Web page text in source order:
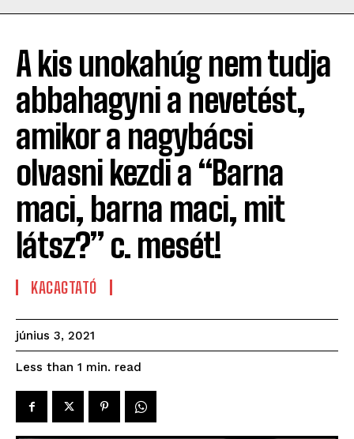
A kis unokahúg nem tudja
abbahagyni a nevetést,
amikor a nagybácsi
olvasni kezdi a “Barna
maci, barna maci, mit
látsz?” c. mesét!
KACAGTATÓ
június 3, 2021
Less than 1 min. read